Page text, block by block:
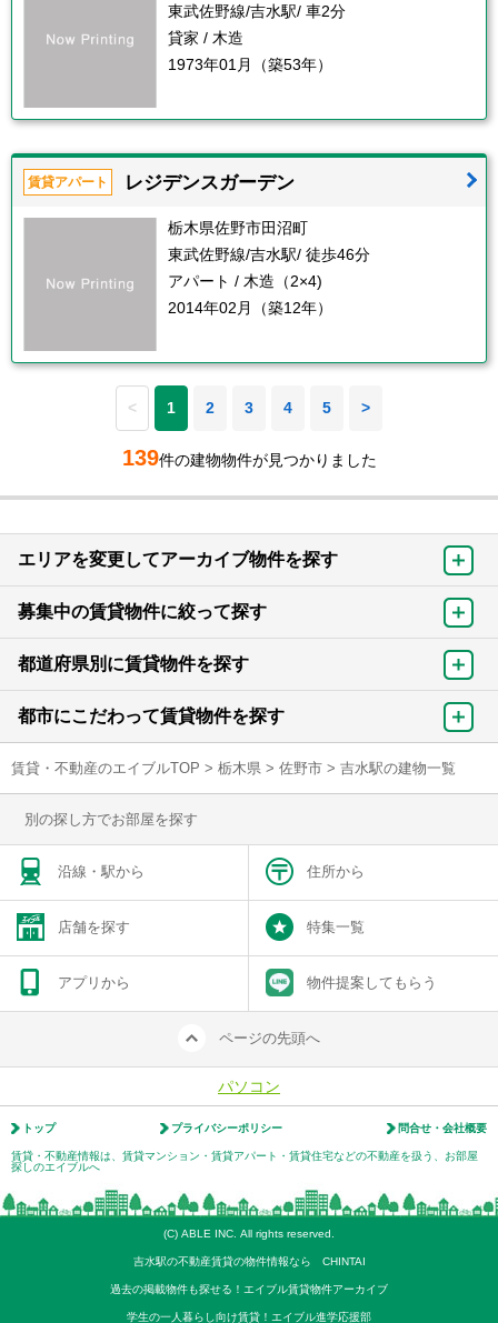
東武佐野線/吉水駅/ 車2分
貸家 / 木造
1973年01月（築53年）
賃貸アパート レジデンスガーデン
栃木県佐野市田沼町
東武佐野線/吉水駅/ 徒歩46分
アパート / 木造（2×4)
2014年02月（築12年）
< 1 2 3 4 5 >
139件の建物物件が見つかりました
エリアを変更してアーカイブ物件を探す
募集中の賃貸物件に絞って探す
都道府県別に賃貸物件を探す
都市にこだわって賃貸物件を探す
賃貸・不動産のエイブルTOP > 栃木県 > 佐野市 > 吉水駅の建物一覧
別の探し方でお部屋を探す
沿線・駅から 住所から
店舗を探す 特集一覧
アプリから 物件提案してもらう
ページの先頭へ
パソコン
トップ プライバシーポリシー 問合せ・会社概要
賃貸・不動産情報は、賃貸マンション・賃貸アパート・賃貸住宅などの不動産を扱う、お部屋
探しのエイブルへ
(C) ABLE INC. All rights reserved.
吉水駅の不動産賃貸の物件情報なら CHINTAI
過去の掲載物件も探せる！エイブル賃貸物件アーカイブ
学生の一人暮らし向け賃貸！エイブル進学応援部